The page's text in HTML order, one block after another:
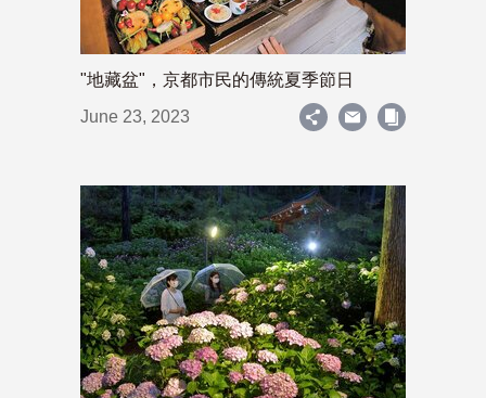
"地藏盆"，京都市民的傳統夏季節日
June 23, 2023